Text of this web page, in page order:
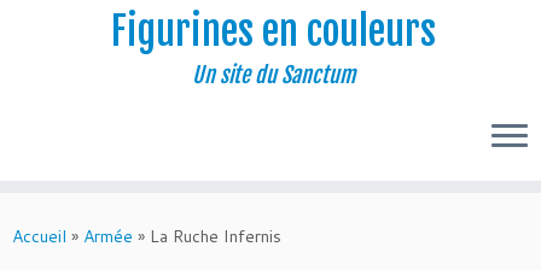
au
Figurines en couleurs
Un site du Sanctum
Accueil » Armée » La Ruche Infernis